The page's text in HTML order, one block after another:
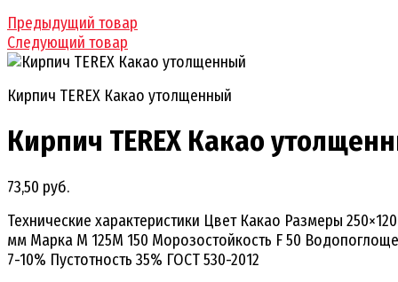
Предыдущий товар
Следующий товар
Кирпич TEREX Какао утолщенный
Кирпич TEREX Какао
73,50 руб.
Технические характеристики Цвет Какао Размеры
мм Марка М 125М 150 Морозостойкость F 50
7-10% Пустотность 35% ГОСТ 530-2012